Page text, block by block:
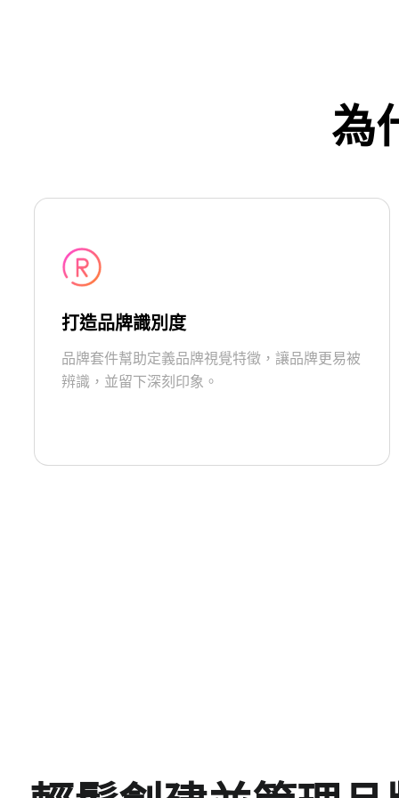
為
打造品牌識別度
品牌套件幫助定義品牌視覺特徵，讓品牌更易被
辨識，並留下深刻印象。